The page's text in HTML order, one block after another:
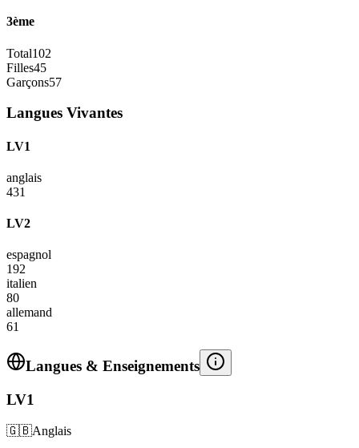
3ème
Total102
Filles45
Garçons57
Langues Vivantes
LV1
anglais
431
LV2
espagnol
192
italien
80
allemand
61
Langues & Enseignements
LV1
🇬🇧Anglais